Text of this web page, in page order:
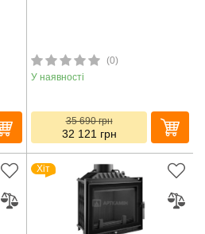
(0)
У наявності
35 690грн
32 121 грн
Хіт